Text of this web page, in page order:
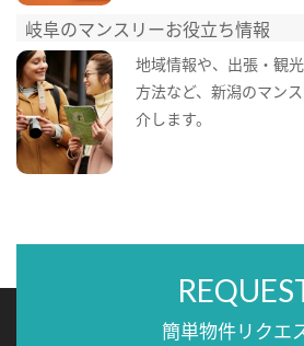
岐阜のマンスリーお役立ち情報
地域情報や、出張・観
方法など、新潟のマン
介します。
簡単物件リクエ